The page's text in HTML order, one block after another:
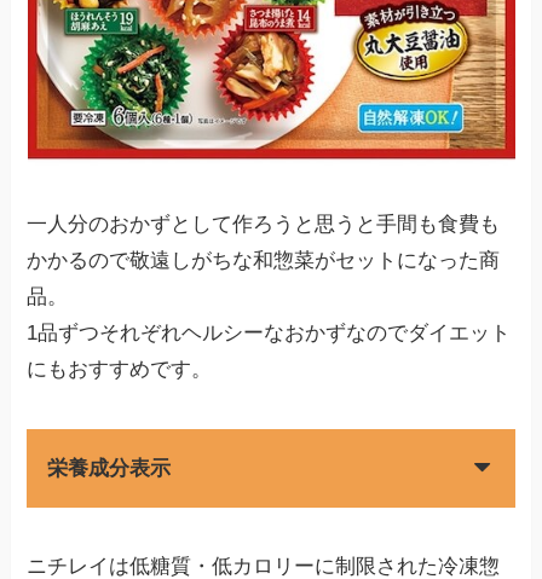
一人分のおかずとして作ろうと思うと手間も食費も
かかるので敬遠しがちな和惣菜がセットになった商
品。
1品ずつそれぞれヘルシーなおかずなのでダイエット
にもおすすめです。
栄養成分表示
ニチレイは低糖質・低カロリーに制限された冷凍惣